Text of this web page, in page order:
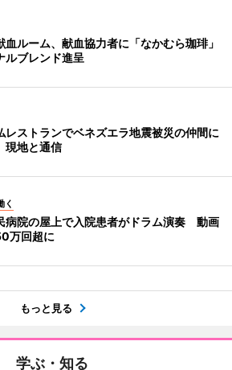
血ルーム、献血協力者に「なかむら珈琲」
ルブレンド進呈
レストランでベネズエラ地震被災の仲間に
地と通信
く
病院の屋上で入院患者がドラム演奏 動画
万回超に
もっと見る
学ぶ・知る